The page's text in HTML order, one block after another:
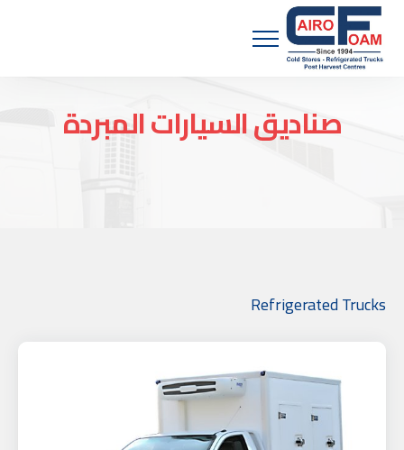
صناديق السيارات المبردة
Refrigerated Trucks